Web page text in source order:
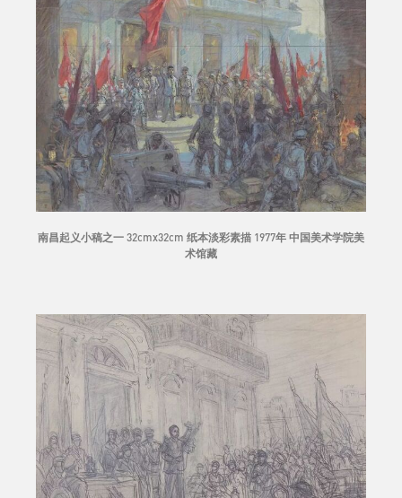
南昌起义小稿之一 32cmx32cm 纸本淡彩素描 1977年 中国美术学院美
术馆藏